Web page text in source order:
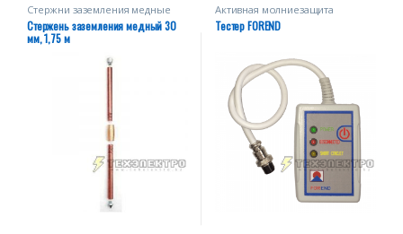
Стержни заземления медные
Стержень заземления медный 30
мм, 1,75 м
Активная молниезащита
Тестер FOREND